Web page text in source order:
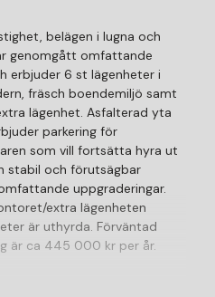
belägen i lugna och
genomgått omfattande
erbjuder 6 st lägenheter i
fräsch boendemiljö samt
lägenhet. Asfalterad yta
parkering för
som vill fortsätta hyra ut
stabil och förutsägbar
uppgraderingar.
extra lägenheten
är uthyrda. Förväntad
är ca 445 000 kr per år.